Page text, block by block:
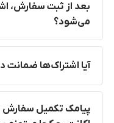
بعد از ثبت سفارش،
می‌شود؟
آیا اشتراک‌ها ضمانت
پیامک تکمیل سفارش